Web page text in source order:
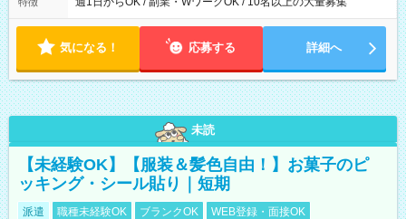
気になる！ 応募する 詳細へ
未読
【未経験OK】【服装＆髪色自由！】お菓子のピ
ッキング・シール貼り｜短期
派遣 職種未経験OK ブランクOK WEB登録・面接OK